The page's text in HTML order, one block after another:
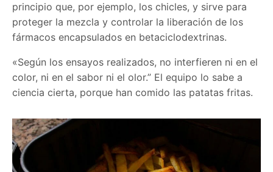
principio que, por ejemplo, los chicles, y sirve para
proteger la mezcla y controlar la liberación de los
fármacos encapsulados en betaciclodextrinas.
«Según los ensayos realizados, no interfieren ni en el
color, ni en el sabor ni el olor.” El equipo lo sabe a
ciencia cierta, porque han comido las patatas fritas.